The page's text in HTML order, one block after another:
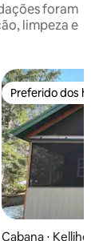
foram
limpeza e
média
Preferido dos
Preferido dos
Cabana ⋅ Kelliher